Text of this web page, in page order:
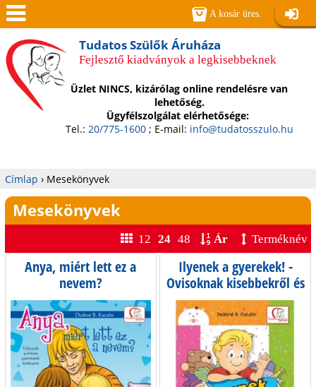
Jump to navigation
Tudatos Szülők Áruháza
Fejlesztő kiadványok a legkisebbeknek
Üzlet NINCS, kizárólag online rendelésre van
lehetőség.
Ügyfélszolgálat elérhetősége:
Tel.: 20/775-1600; E-mail: info@tudatosszulo.hu
Jelenlegi
hely
Címlap › Mesekönyvek
Mesekönyvek
12 24 48 Ár Terméknév
Anya, miért lett ez a
nevem?
Ilyenek a gyerekek! -
Ovisoknak kisebbekről és
önmagukról
A kosár üres.
Men
ü